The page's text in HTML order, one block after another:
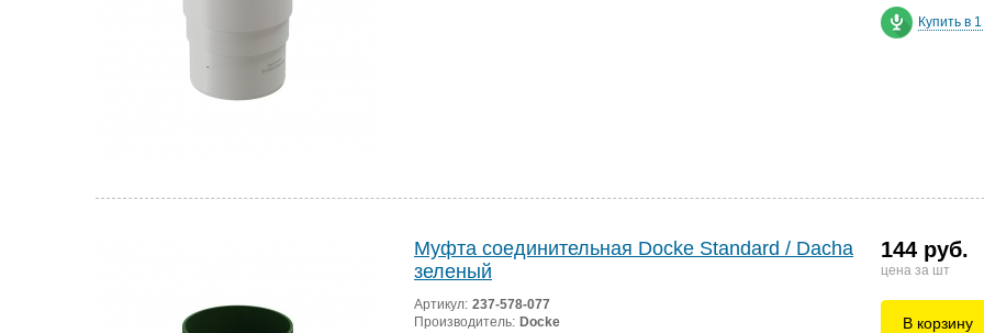
Купить в 1
Муфта соединительная Docke Standard / Dacha
зеленый
Артикул: 237-578-077
Производитель: Docke
144 руб.
цена за шт
В корзину